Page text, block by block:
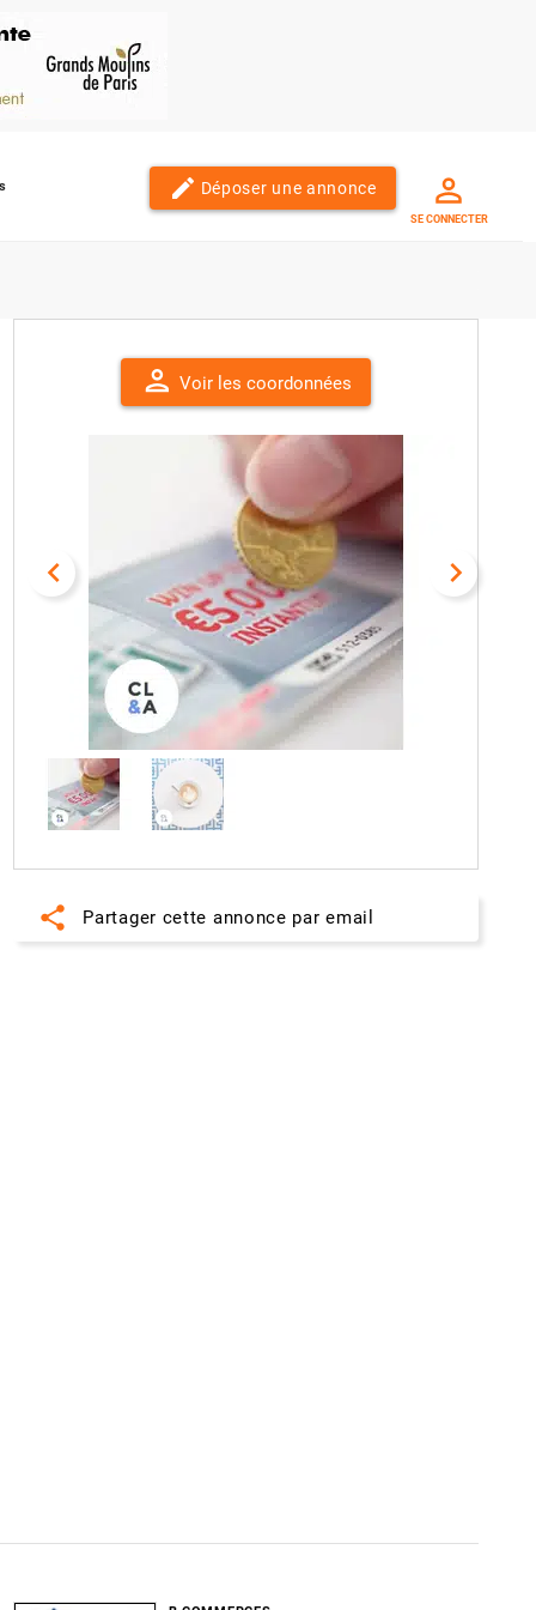
edit Déposer une annonce
SE CONNECTER
person Voir les coordonnées
navigate_before navigate_next
share Partager cette annonce par email